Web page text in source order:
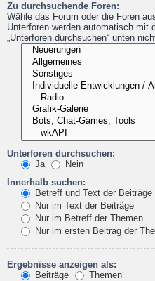
Zu durchsuchende Foren:
Wähle das Forum oder die Foren
Unterforen werden automatisch mit
„Unterforen durchsuchen“ unten
Unterforen durchsuchen:
Ja
Nein
Innerhalb suchen:
Betreff und Text der Beiträge
Nur im Text der Beiträge
Nur im Betreff der Themen
Nur im ersten Beitrag der
Ergebnisse anzeigen als:
Beiträge
Themen